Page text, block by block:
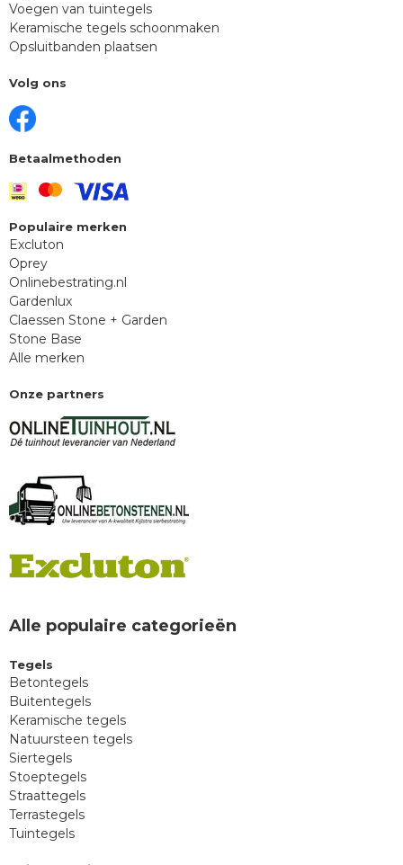
Voegen van tuintegels
Keramische tegels schoonmaken
Opsluitbanden plaatsen
Volg ons
Betaalmethoden
Populaire merken
Excluton
Oprey
Onlinebestrating.nl
Gardenlux
Claessen Stone + Garden
Stone Base
Alle merken
Onze partners
Alle populaire categorieën
Tegels
Betontegels
Buitentegels
Keramische tegels
Natuursteen tegels
Siertegels
Stoeptegels
Straattegels
Terrastegels
Tuintegels